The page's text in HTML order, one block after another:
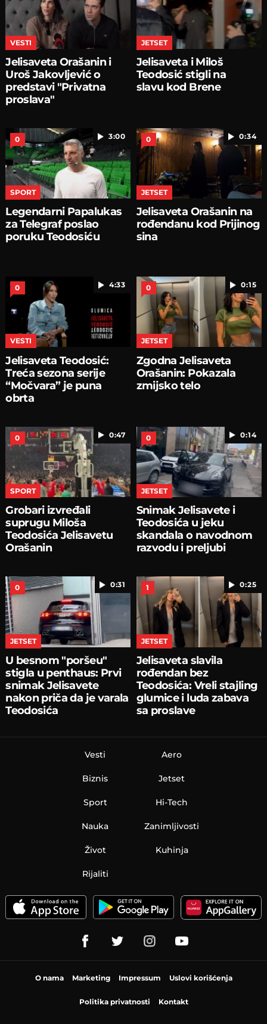
VESTI
Jelisaveta Orašanin i
Uroš Jakovljević o
predstavi "Privatna
proslava"
JETSET
Jelisaveta i Miloš
Teodosić stigli na
slavu kod Brene
3:00
0
SPORT
Legendarni Papalukas
za Telegraf poslao
poruku Teodosiću
0:34
0
JETSET
Jelisaveta Orašanin na
rođendanu kod Prijinog
sina
4:33
0
VESTI
Jelisaveta Teodosić:
Treća sezona serije
“Močvara” je puna
obrta
0:15
0
JETSET
Zgodna Jelisaveta
Orašanin: Pokazala
zmijsko telo
0:47
0
SPORT
Grobari izvređali
suprugu Miloša
Teodosića Jelisavetu
Orašanin
0:14
0
JETSET
Snimak Jelisavete i
Teodosića u jeku
skandala o navodnom
razvodu i preljubi
0:31
0
JETSET
U besnom "poršeu"
stigla u penthaus: Prvi
snimak Jelisavete
nakon priča da je varala
Teodosića
0:25
1
JETSET
Jelisaveta slavila
rođendan bez
Teodosića: Vreli stajling
glumice i luda zabava
sa proslave
Vesti
Biznis
Sport
Nauka
Aero
Jetset
Hi-Tech
Zanimljivosti
Život Kuhinja
Rijaliti
O nama Marketing Impressum Uslovi korišćenja
Politika privatnosti Kontakt